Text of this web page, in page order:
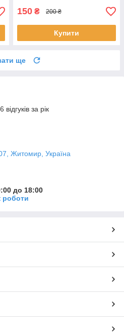
150 ₴ 200 ₴
Купити
ще
за рік
Житомир, Україна
до 18:00
роботи